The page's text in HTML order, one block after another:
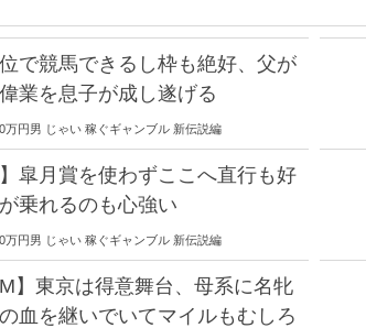
で競馬できるし枠も絶好、父が
業を息子が成し遂げる
万円男 じゃい 稼ぐギャンブル 新伝説編
皐月賞を使わずここへ直行も好
乗れるのも心強い
万円男 じゃい 稼ぐギャンブル 新伝説編
】東京は得意舞台、母系に名牝
血を継いでいてマイルもむしろ